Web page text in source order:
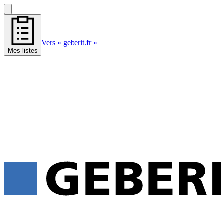
Mes listes
Vers « geberit.fr »